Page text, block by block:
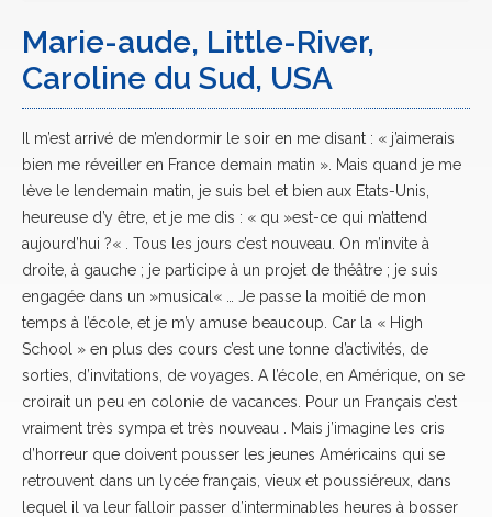
Marie-aude, Little-River,
Caroline du Sud, USA
Il m’est arrivé de m’endormir le soir en me disant : « j’aimerais
bien me réveiller en France demain matin ». Mais quand je me
lève le lendemain matin, je suis bel et bien aux Etats-Unis,
heureuse d’y être, et je me dis : « qu »est-ce qui m’attend
aujourd’hui ?« . Tous les jours c’est nouveau. On m’invite à
droite, à gauche ; je participe à un projet de théâtre ; je suis
engagée dans un »musical« … Je passe la moitié de mon
temps à l’école, et je m’y amuse beaucoup. Car la « High
School » en plus des cours c’est une tonne d’activités, de
sorties, d’invitations, de voyages. A l’école, en Amérique, on se
croirait un peu en colonie de vacances. Pour un Français c’est
vraiment très sympa et très nouveau . Mais j’imagine les cris
d’horreur que doivent pousser les jeunes Américains qui se
retrouvent dans un lycée français, vieux et poussiéreux, dans
lequel il va leur falloir passer d’interminables heures à bosser